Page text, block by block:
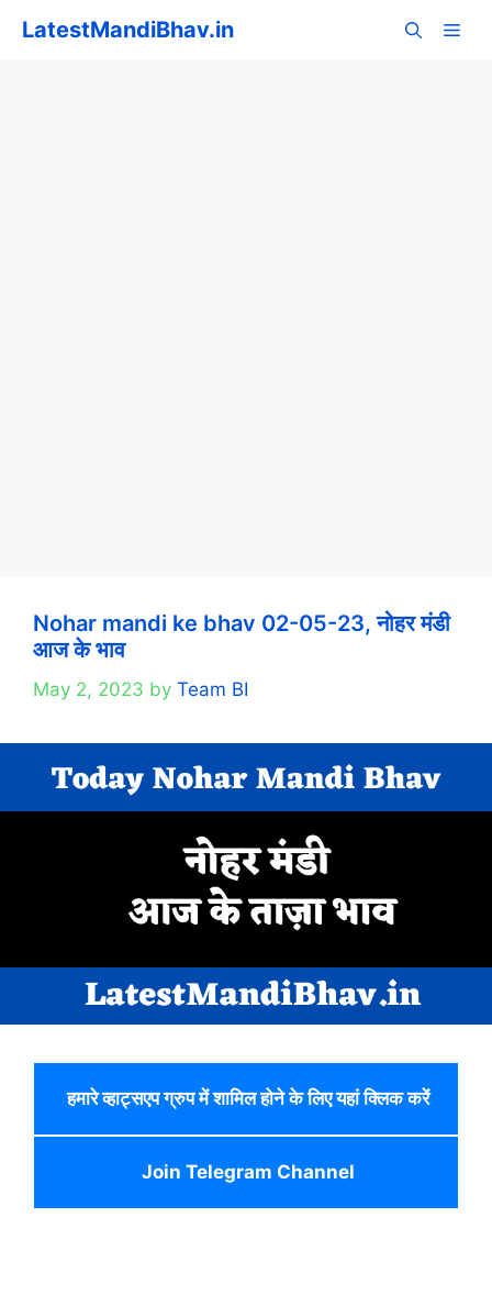
LatestMandiBhav.in
Nohar mandi ke bhav 02-05-23, नोहर मंडी
आज के भाव
May 2, 2023 by Team BI
हमारे व्हाट्सएप ग्रुप में शामिल होने के लिए यहां क्लिक करें
Join Telegram Channel